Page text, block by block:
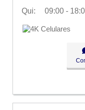
Qui:
09:00 -
Seg:
Ter:
09:00 -
09:00
09:00 -